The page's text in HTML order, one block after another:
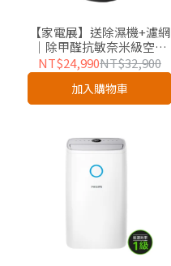
【家電展】送除濕機+濾網
｜除甲醛抗敏奈米級空氣
清淨機(AC4221/81)-適用
28坪
NT$24,990NT$32,900
加入購物車